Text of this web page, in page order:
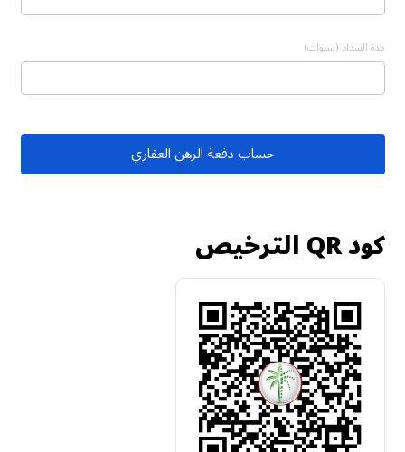
مدة السداد (سنوات)
حساب دفعة الرهن العقاري
كود QR الترخيص